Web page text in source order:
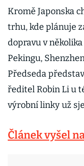
Kromě Japonska
trhu, kde plánuje
dopravu v
Pekingu,
Předseda
ředitel Robin Li u
výrobní linky už
Článek vyšel